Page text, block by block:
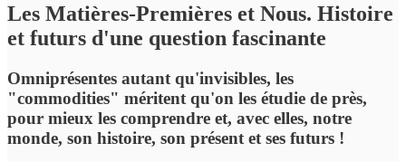
Les Matières-Premières et Nous. Histoire
et futurs d'une question fascinante
Omniprésentes autant qu'invisibles, les
"commodities" méritent qu'on les étudie de près,
pour mieux les comprendre et, avec elles, notre
monde, son histoire, son présent et ses futurs !